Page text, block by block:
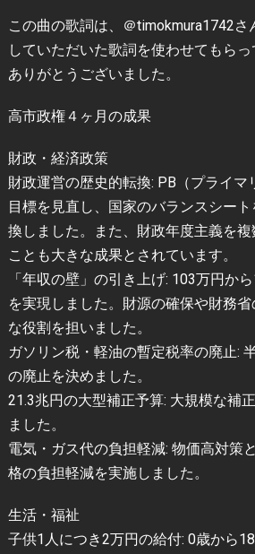
この曲の歌詞は、＠timokmura1742
していただいた歌詞を使わせてもら
ありがとうございました。
高市政権４ヶ月の成果
財政・経済政策
財政運営の歴史的転換: PB（プライマ
目標を見直し、国家のバランスシー
換しました。また、財政年度主義を
ことも大きな成果とされています。
「年収の壁」の引き上げ: 103万円か
を実現しました。財源の確保や財務
な役割を担いました。
ガソリン税・軽油の暫定税率の廃止:
の廃止を決めました。
21.3兆円の大型補正予算: 大規模な補
ました。
電気・ガス代の負担軽減: 物価高対策
格の負担軽減を実施しました。
生活・福祉
子供1人につき2万円の給付: 0歳から